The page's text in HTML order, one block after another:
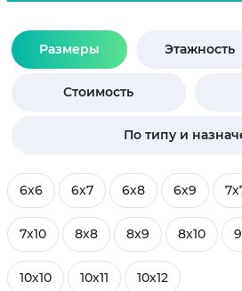
Размеры Этажность
Стоимость
По типу и
6х6 6х7 6х8 6х9
7х10 8х8 8х9 8х10
10х10 10х11 10х12